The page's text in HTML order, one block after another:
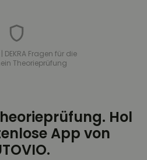
DEKRA Fragen für die
Theorieprüfung
Hol
App von